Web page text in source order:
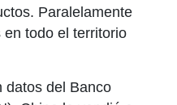
Paralelamente
todo el territorio
datos del Banco